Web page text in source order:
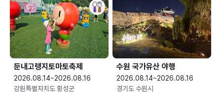
둔내고랭지토마토축제
2026.08.14~2026.08.16
강원특별자치도 횡성군
수원 국가유산 야행
2026.08.14~2026.08.16
경기도 수원시